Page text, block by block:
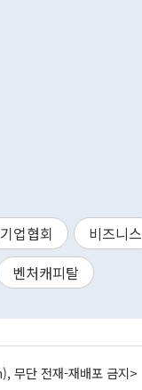
업협회
비즈니스
벤처캐피탈
무단 전재-재배포 금지>